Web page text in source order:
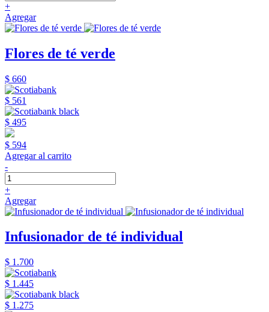
+
Agregar
Flores de té verde
$ 660
$ 561
$ 495
$ 594
Agregar al carrito
-
+
Agregar
Infusionador de té individual
$ 1.700
$ 1.445
$ 1.275